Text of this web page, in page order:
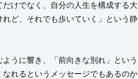
けでなく、自分の人生を構成する大
ど、それでも歩いていく」という静
うに響き、「前向きな別れ」という
れるというメッセージでもあるのか